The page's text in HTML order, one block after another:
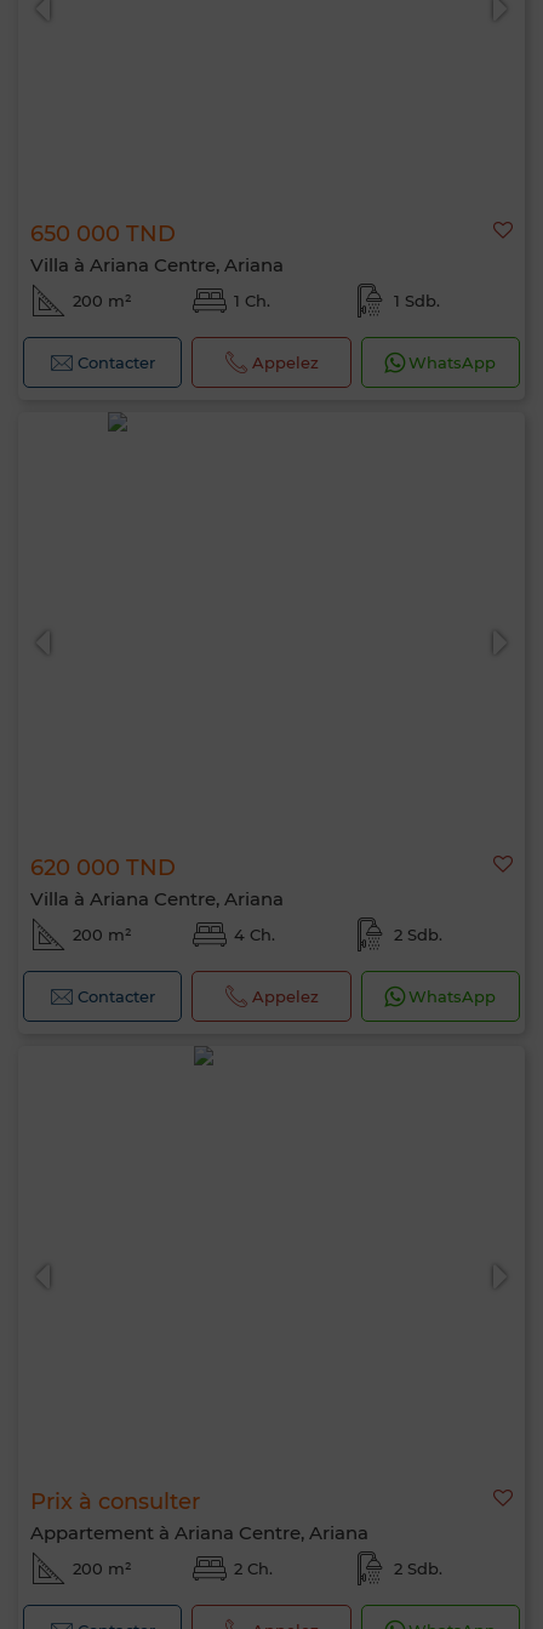
650 000 TND
Villa à Ariana Centre, Ariana
200 m² 1 Ch. 1 Sdb.
Contacter Appelez WhatsApp
620 000 TND
Villa à Ariana Centre, Ariana
200 m² 4 Ch. 2 Sdb.
Contacter Appelez WhatsApp
Prix à consulter
Appartement à Ariana Centre, Ariana
200 m² 2 Ch. 2 Sdb.